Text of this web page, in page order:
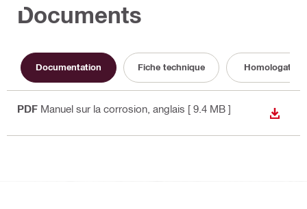
Documents
Documentation Fiche technique Homologation
PDF Manuel sur la corrosion , anglais [ 9.4 MB ]